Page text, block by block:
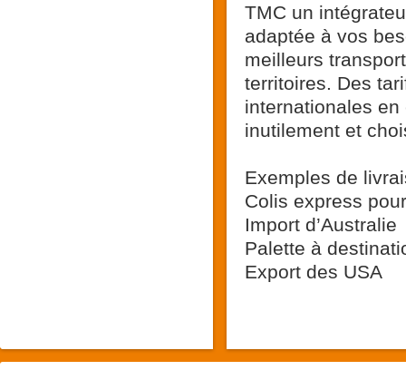
TMC un
adaptée à vos
meilleurs
territoires. Des
internationales
inutilement et
Exemples de
Colis express
Import d’Australie
Palette à
Export des USA